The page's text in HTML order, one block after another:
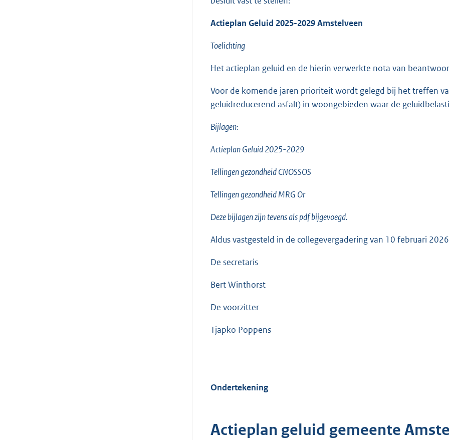
Actieplan Geluid 2025-2029 Amstelveen
Toelichting
Het actieplan geluid en de hierin verwerkte nota van
Voor de komende jaren prioriteit wordt gelegd bij het treffen
geluidreducerend asfalt) in woongebieden waar de
Bijlagen:
Actieplan Geluid 2025-2029
Tellingen gezondheid CNOSSOS
Tellingen gezondheid MRG Or
Deze bijlagen zijn tevens als pdf bijgevoegd.
Aldus vastgesteld in de collegevergadering van 10 februari 2026
De secretaris
Bert Winthorst
De voorzitter
Tjapko Poppens
Ondertekening
Actieplan geluid gemeente